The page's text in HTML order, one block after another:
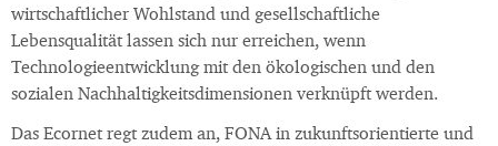
wirtschaftlicher Wohlstand und gesellschaftliche
Lebensqualität lassen sich nur erreichen, wenn
Technologieentwicklung mit den ökologischen und den
sozialen Nachhaltigkeitsdimensionen verknüpft werden.
Das Ecornet regt zudem an, FONA in zukunftsorientierte und